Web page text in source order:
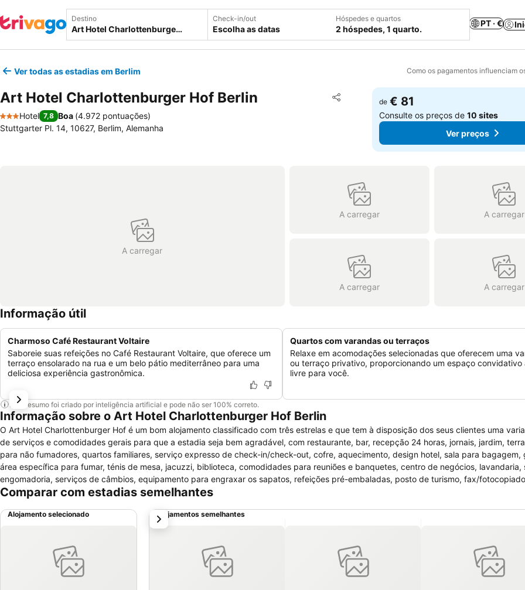
Destino Check-in/out
Escolha as datas
Hóspedes e quartos
2 hóspedes, 1 quarto.
PT · €
Ver todas as estadias em Berlim Como os pagamentos influenciam
Art Hotel Charlottenburger Hof Berlin Partilhar
Adicionar aos favoritos
3 Estrelas
Hotel 7,8 Boa (4.972 pontuações)
Stuttgarter Pl. 14, 10627, Berlim, Alemanha
de € 81
Consulte os preços de10 sites
Ver preços
A carregar
A carregar A carregar
A carregar A carregar
Informação útil
Charmoso Café Restaurant Voltaire
Saboreie suas refeições no Café Restaurant Voltaire, que oferece um
terraço ensolarado na rua e um belo pátio mediterrâneo para uma
deliciosa experiência gastronômica.
Quartos com varandas ou terraços
Relaxe em acomodações selecionadas que oferecem uma
ou terraço privativo, proporcionando um espaço convidativo
livre para você.
Este resumo foi criado por inteligência artificial e pode não ser 100% correto.
Informação sobre o Art Hotel Charlottenburger Hof Berlin
O Art Hotel Charlottenburger Hof é um bom alojamento classificado com três estrelas e que tem à disposição dos seus clientes uma
de serviços e comodidades gerais para que a estadia seja bem agradável, com restaurante, bar, recepção 24 horas, jornais, jardim,
para não fumadores, quartos familiares, serviço expresso de check-in/check-out, cofre, aquecimento, design hotel, sala para bagagem,
área específica para fumar, ténis de mesa, jacuzzi, biblioteca, comodidades para reuniões e banquetes, centro de negócios, lavandaria,
engomadoria, serviços de câmbios, equipamento para engraxar os sapatos, refeições pré-embaladas, posto de turismo, fax/
de bilheteira e Internet. Os quartos são agradáveis e confortáveis e contam com as mais variadas comodidades: ar condicionado,
Comparar com estadias semelhantes
Alojamento selecionado Alojamentos semelhantes
próximo